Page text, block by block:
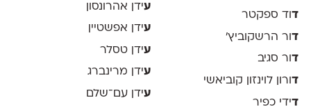
דוד ספקטר
דור הרשקוביץ׳
דור סגיב
דורון לוינזון קוביאשי
דידי כפיר
עידן אהרונסון
עידן אפשטיין
עידן טסלר
עידן מרינברג
עידן עם־שלם